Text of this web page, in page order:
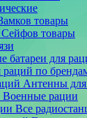
товары
Сейфов товары
Антенны
Военные рации
Все